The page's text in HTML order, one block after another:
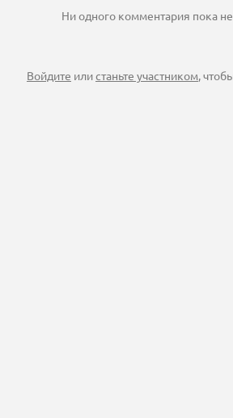
Ни одного комментария пока
Войдите илистаньте участником ,